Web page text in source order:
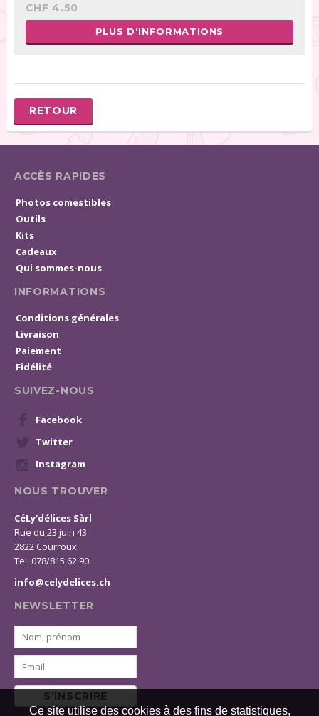
CHF 4.50
PLUS D'INFORMATIONS
RETOUR
ACCÈS RAPIDES
Photos comestibles
Outils
Kits
Cadeaux
Qui sommes-nous
INFORMATIONS
Conditions générales
Livraison
Paiement
Fidélité
SUIVEZ-NOUS
Facebook
Twitter
Instagram
NOUS TROUVER
CéLy'délices Sàrl
Rue du 23 juin 43
2822 Courroux
Tel: 078/815 62 90
info@celydelices.ch
NEWSLETTER
S'INSCRIRE
Ce site utilise des cookies à des fins de statistiques,